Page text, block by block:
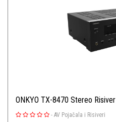
ONKYO TX-8470 Stereo Risiver
- AV Pojačala i Risiveri